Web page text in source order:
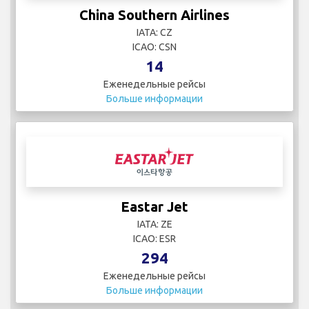
China Southern Airlines
IATA: CZ
ICAO: CSN
14
Еженедельные рейсы
Больше информации
Eastar Jet
IATA: ZE
ICAO: ESR
294
Еженедельные рейсы
Больше информации